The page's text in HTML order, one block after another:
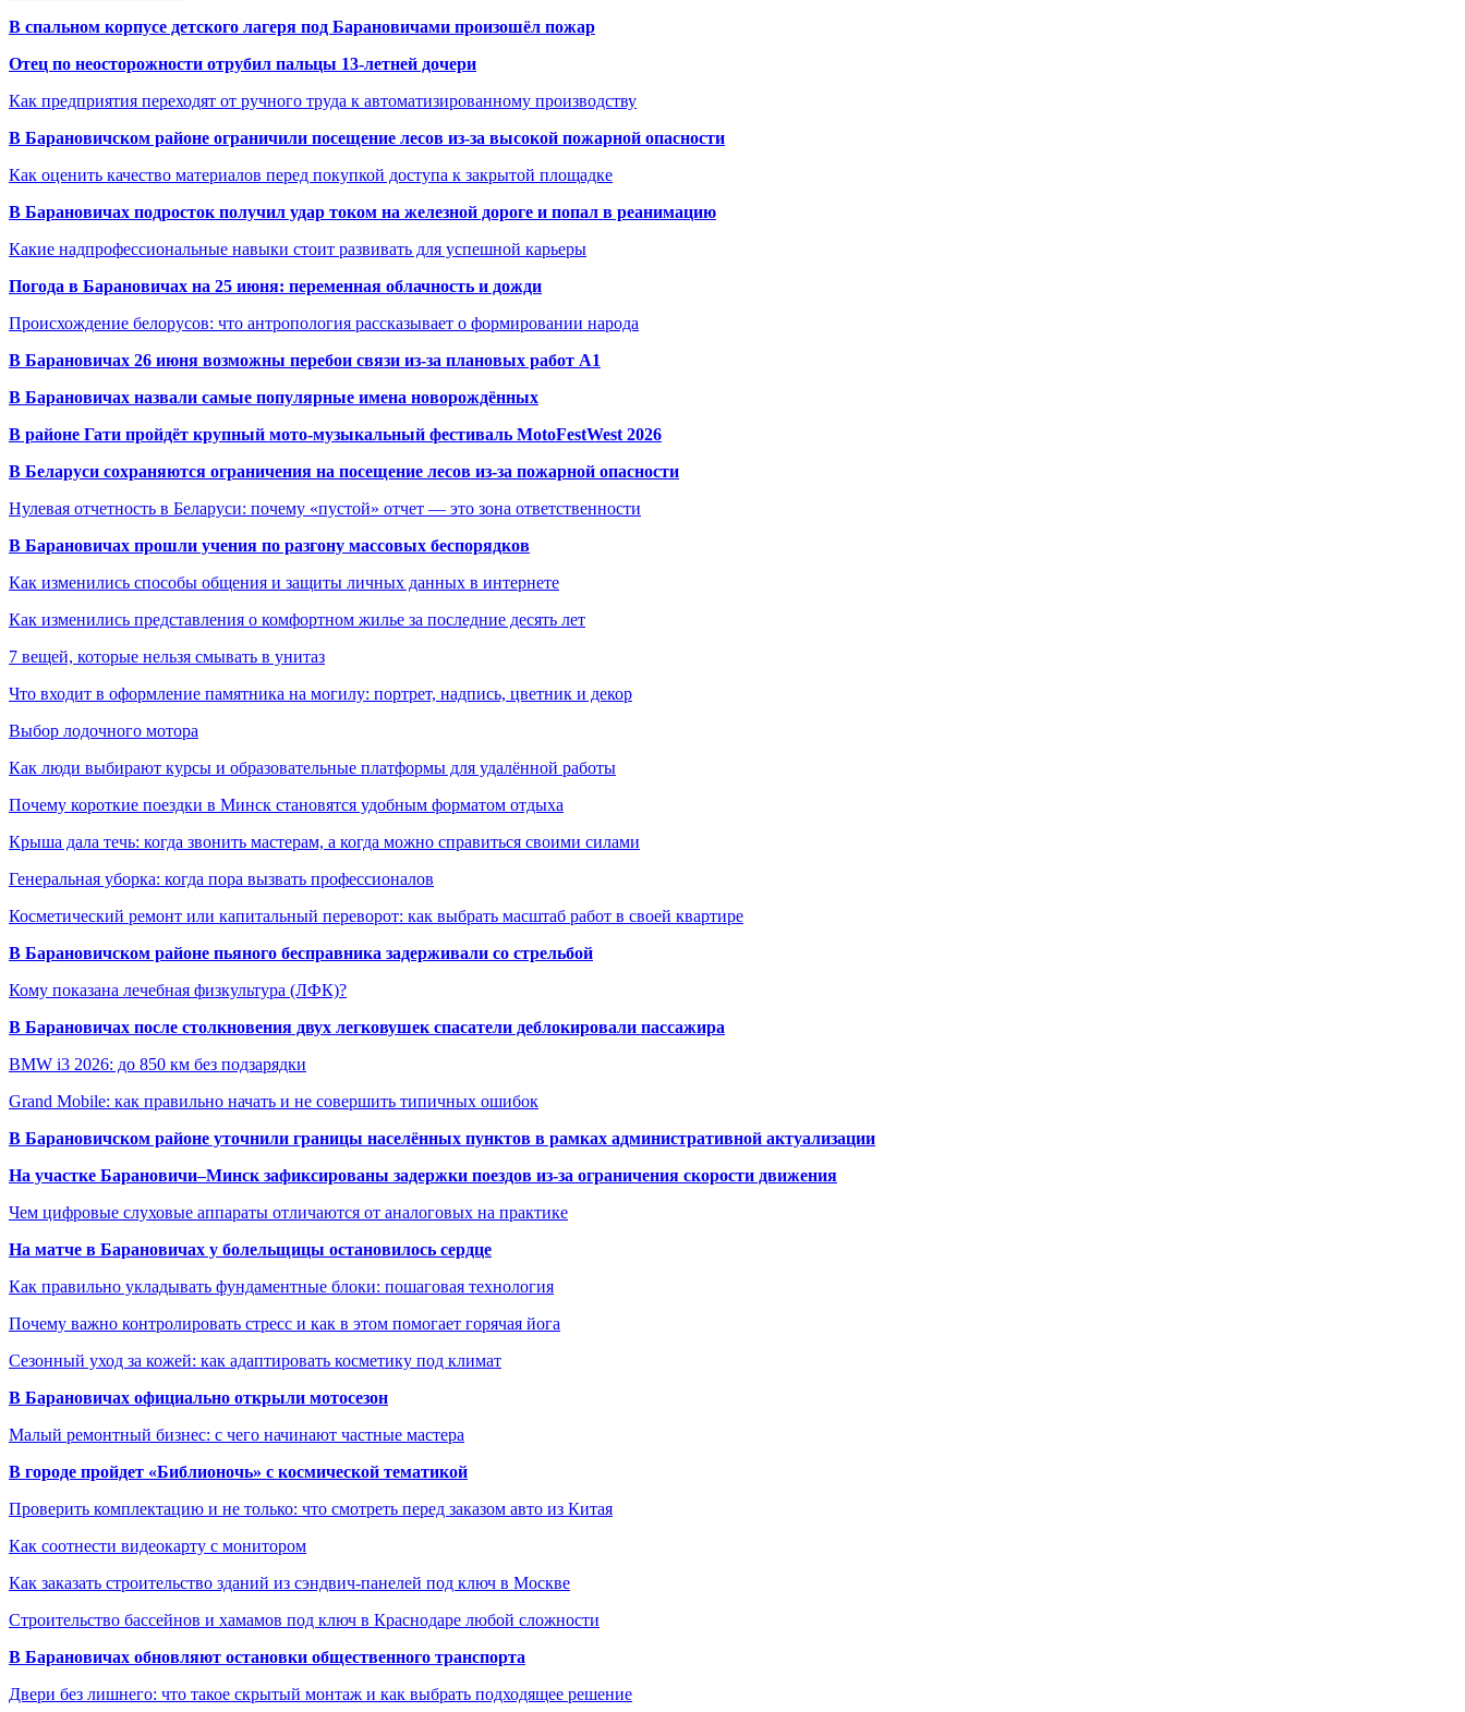
В спальном корпусе детского лагеря под Барановичами произошёл пожар
Отец по неосторожности отрубил пальцы 13-летней дочери
Как предприятия переходят от ручного труда к автоматизированному производству
В Барановичском районе ограничили посещение лесов из-за высокой пожарной опасности
Как оценить качество материалов перед покупкой доступа к закрытой площадке
В Барановичах подросток получил удар током на железной дороге и попал в реанимацию
Какие надпрофессиональные навыки стоит развивать для успешной карьеры
Погода в Барановичах на 25 июня: переменная облачность и дожди
Происхождение белорусов: что антропология рассказывает о формировании народа
В Барановичах 26 июня возможны перебои связи из-за плановых работ A1
В Барановичах назвали самые популярные имена новорождённых
В районе Гати пройдёт крупный мото-музыкальный фестиваль MotoFestWest 2026
В Беларуси сохраняются ограничения на посещение лесов из-за пожарной опасности
Нулевая отчетность в Беларуси: почему «пустой» отчет — это зона ответственности
В Барановичах прошли учения по разгону массовых беспорядков
Как изменились способы общения и защиты личных данных в интернете
Как изменились представления о комфортном жилье за последние десять лет
7 вещей, которые нельзя смывать в унитаз
Что входит в оформление памятника на могилу: портрет, надпись, цветник и декор
Выбор лодочного мотора
Как люди выбирают курсы и образовательные платформы для удалённой работы
Почему короткие поездки в Минск становятся удобным форматом отдыха
Крыша дала течь: когда звонить мастерам, а когда можно справиться своими силами
Генеральная уборка: когда пора вызвать профессионалов
Косметический ремонт или капитальный переворот: как выбрать масштаб работ в своей квартире
В Барановичском районе пьяного бесправника задерживали со стрельбой
Кому показана лечебная физкультура (ЛФК)?
В Барановичах после столкновения двух легковушек спасатели деблокировали пассажира
BMW i3 2026: до 850 км без подзарядки
Grand Mobile: как правильно начать и не совершить типичных ошибок
В Барановичском районе уточнили границы населённых пунктов в рамках административной актуализации
На участке Барановичи–Минск зафиксированы задержки поездов из-за ограничения скорости движения
Чем цифровые слуховые аппараты отличаются от аналоговых на практике
На матче в Барановичах у болельщицы остановилось сердце
Как правильно укладывать фундаментные блоки: пошаговая технология
Почему важно контролировать стресс и как в этом помогает горячая йога
Сезонный уход за кожей: как адаптировать косметику под климат
В Барановичах официально открыли мотосезон
Малый ремонтный бизнес: с чего начинают частные мастера
В городе пройдет «Библионочь» с космической тематикой
Проверить комплектацию и не только: что смотреть перед заказом авто из Китая
Как соотнести видеокарту с монитором
Как заказать строительство зданий из сэндвич-панелей под ключ в Москве
Строительство бассейнов и хамамов под ключ в Краснодаре любой сложности
В Барановичах обновляют остановки общественного транспорта
Двери без лишнего: что такое скрытый монтаж и как выбрать подходящее решение